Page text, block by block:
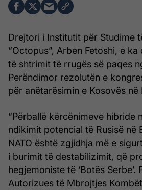
Drejtori i Institutit për Studime
“Octopus”, Arben Fetoshi, e
të shtrimit të rrugës së paqes
Perëndimor rezolutën e
për anëtarësimin e Kosovës në
“Përballë kërcënimeve hibride
ndikimit potencial të Rusisë në
NATO është zgjidhja më e
i burimit të destabilizimit, që
hegjemoniste të ‘Botës Serbe’.
Autorizues të Mbrojtjes